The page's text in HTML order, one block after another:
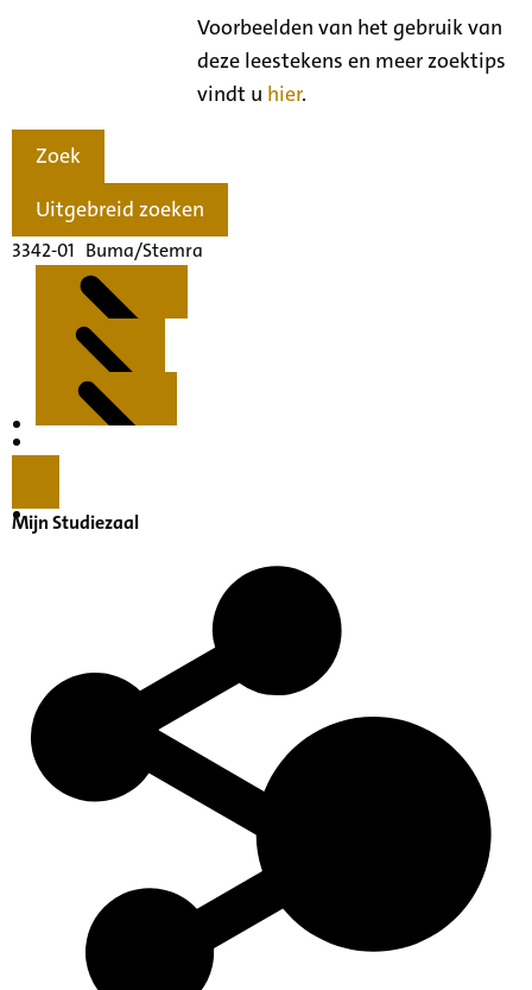
Voorbeelden van het gebruik van
deze leestekens en meer zoektips
vindt u hier.
Zoek
Uitgebreid zoeken
3342-01 Buma/Stemra
Inventaris
Mijn Studiezaal